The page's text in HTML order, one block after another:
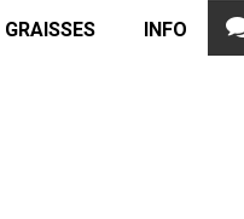
GRAISSES INFO